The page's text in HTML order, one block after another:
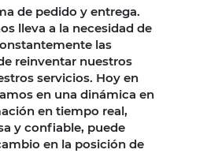
de pedido y entrega.
lleva a la necesidad de
las
reinventar nuestros
servicios. Hoy en
en una dinámica en
en tiempo real,
y confiable, puede
en la posición de